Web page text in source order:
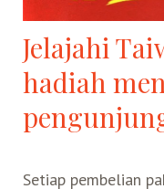
Jelajahi
hadiah
Setiap pembelian